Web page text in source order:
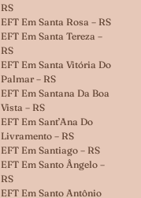
RS
EFT Em Santa Rosa – RS
EFT Em Santa Tereza –
RS
EFT Em Santa Vitória Do
Palmar – RS
EFT Em Santana Da Boa
Vista – RS
EFT Em Sant’Ana Do
Livramento – RS
EFT Em Santiago – RS
EFT Em Santo Ângelo –
RS
EFT Em Santo Antônio